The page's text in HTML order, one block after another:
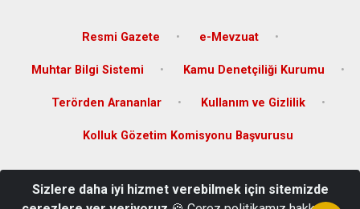
Resmi Gazete e-Mevzuat
Muhtar Bilgi Sistemi Kamu Denetçiliği Kurumu
Terörden Arananlar Kullanım ve Gizlilik
Kolluk Gözetim Komisyonu Başvurusu
Hürriyet Mahallesi İstasyon Caddesi No : 36 Hükmet Konağı 63500,
Sizlere daha iyi hizmet verebilmek için sitemizde